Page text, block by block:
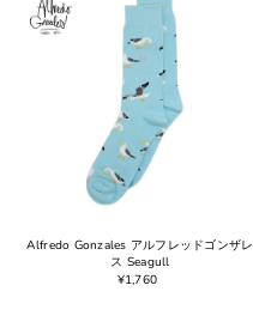
ベストセラー
アルファベット順, A-Z
アルファベット順, Z-A
価格の安い順
価格の高い順
古い商品順
Alfredo Gonzales アルフレッドゴンザレ
ス Seagull
¥1,760